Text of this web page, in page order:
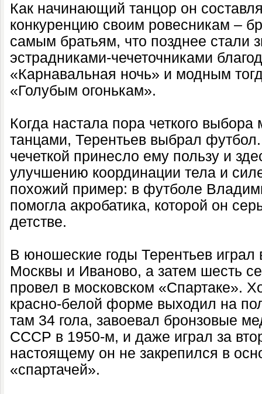
Как начинающий танцор он
конкуренцию своим ровесникам –
самым братьям, что позднее стали
эстрадниками-чечеточниками
«Карнавальная ночь» и модным
«Голубым огонькам».
Когда настала пора четкого
танцами, Терентьев выбрал
чечеткой принесло ему пользу и
улучшению координации тела и
похожий пример: в футболе
помогла акробатика, которой он
детстве.
В юношеские годы Терентьев играл
Москвы и Иваново, а затем шесть
провел в московском «Спартаке».
красно-белой форме выходил на
там 34 гола, завоевал бронзовые
СССР в 1950-м, и даже играл за
настоящему он не закрепился в
«спартачей».